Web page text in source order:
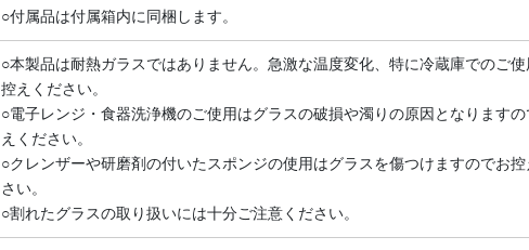
○付属品は付属箱内に同梱します。
○本製品は耐熱ガラスではありません。急激な温度変化、特に冷蔵庫でのご使
控えください。
○電子レンジ・食器洗浄機のご使用はグラスの破損や濁りの原因となりますの
えください。
○クレンザーや研磨剤の付いたスポンジの使用はグラスを傷つけますのでお控
さい。
○割れたグラスの取り扱いには十分ご注意ください。